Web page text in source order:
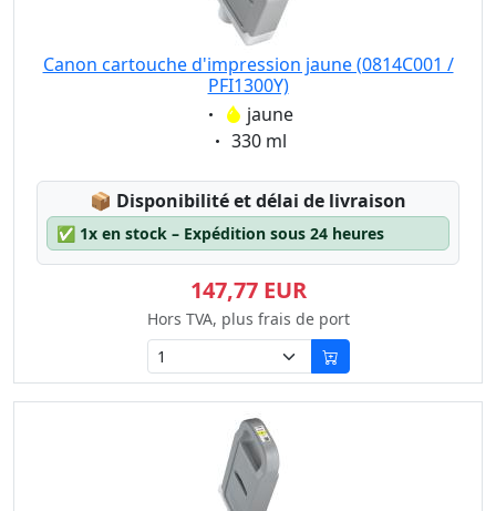
Canon cartouche d'impression jaune (0814C001 /
PFI1300Y)
Eigenschaft:
jaune
Eigenschaft:
330 ml
📦 Lagerstatus:
Disponibilité et délai de livraison
✅ 1x en stock – Expédition sous 24 heures
147,77 EUR
Hors TVA, plus frais de port